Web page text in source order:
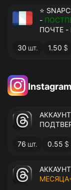
⭐
-
ПОЧТЕ -
30 шт. 1.50 $
76 шт. 0.55 $